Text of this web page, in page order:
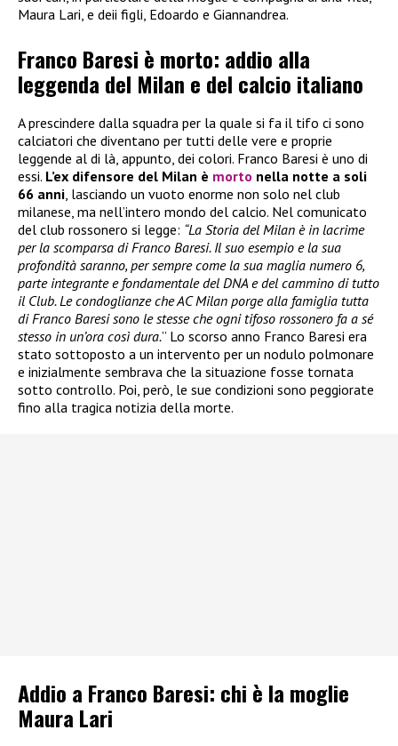
Maura Lari, e deii figli, Edoardo e Giannandrea.
Franco Baresi è morto: addio alla
leggenda del Milan e del calcio italiano
A prescindere dalla squadra per la quale si fa il tifo ci sono
calciatori che diventano per tutti delle vere e proprie
leggende al di là, appunto, dei colori. Franco Baresi è uno di
essi. L’ex difensore del Milan è morto nella notte a soli
66 anni, lasciando un vuoto enorme non solo nel club
milanese, ma nell’intero mondo del calcio. Nel comunicato
del club rossonero si legge: “La Storia del Milan è in lacrime
per la scomparsa di Franco Baresi. Il suo esempio e la sua
profondità saranno, per sempre come la sua maglia numero 6,
parte integrante e fondamentale del DNA e del cammino di tutto
il Club. Le condoglianze che AC Milan porge alla famiglia tutta
di Franco Baresi sono le stesse che ogni tifoso rossonero fa a sé
stesso in un’ora così dura.” Lo scorso anno Franco Baresi era
stato sottoposto a un intervento per un nodulo polmonare
e inizialmente sembrava che la situazione fosse tornata
sotto controllo. Poi, però, le sue condizioni sono peggiorate
fino alla tragica notizia della morte.
Addio a Franco Baresi: chi è la moglie
Maura Lari